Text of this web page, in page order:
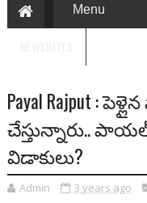
Payal Rajput :
చేస్తున్నారు..
విడాకులు?
Admin 3 years ago